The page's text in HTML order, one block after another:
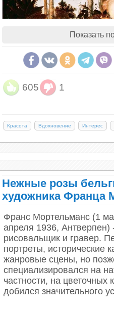
Скарлетт
Привлекательная
всегда украшает свой
не находится в
актрису привлекает
символизирующий
Сандро Боттичелли «Дева
Символ розы
Показать
605 1
Красота Вдохновение Интерес
Нежные розы
художника Франца
Франс Мортельманс (1
апреля 1936, Антверпен)
рисовальщик и гравер.
портреты, исторические
жанровые сцены, но
специализировался на
частности, на цветочных
добился значительного